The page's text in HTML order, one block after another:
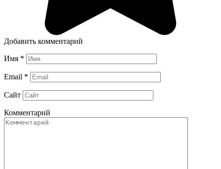
Добавить комментарий
Имя *
Email *
Сайт
Комментарий